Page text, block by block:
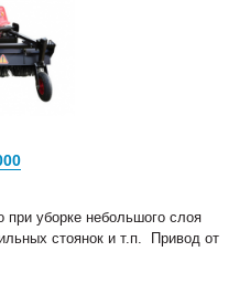
при уборке небольшого слоя
стоянок и т.п. Привод от